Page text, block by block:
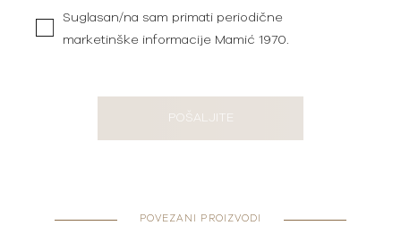
Suglasan/na sam primati periodične
marketinške informacije Mamić 1970.
POŠALJITE
POVEZANI PROIZVODI